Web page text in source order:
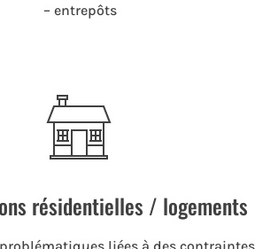
– entrepôts
résidentielles / logements